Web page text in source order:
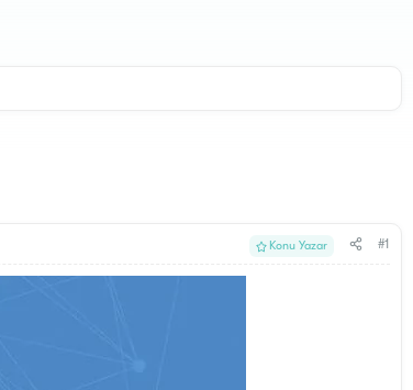
Konu Yazar #1